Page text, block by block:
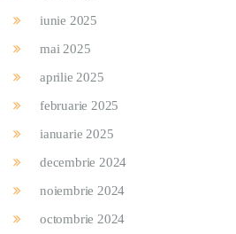
iunie 2025
mai 2025
aprilie 2025
februarie 2025
ianuarie 2025
decembrie 2024
noiembrie 2024
octombrie 2024